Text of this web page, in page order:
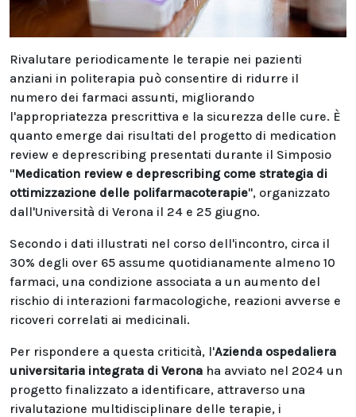
Rivalutare periodicamente le terapie nei pazienti
anziani in politerapia può consentire di ridurre il
numero dei farmaci assunti, migliorando
l'appropriatezza prescrittiva e la sicurezza delle cure. È
quanto emerge dai risultati del progetto di medication
review e deprescribing presentati durante il Simposio
"Medication review e deprescribing come strategia di
ottimizzazione delle polifarmacoterapie", organizzato
dall'Università di Verona il 24 e 25 giugno.
Secondo i dati illustrati nel corso dell'incontro, circa il
30% degli over 65 assume quotidianamente almeno 10
farmaci, una condizione associata a un aumento del
rischio di interazioni farmacologiche, reazioni avverse e
ricoveri correlati ai medicinali.
Per rispondere a questa criticità, l'Azienda ospedaliera
universitaria integrata di Verona ha avviato nel 2024 un
progetto finalizzato a identificare, attraverso una
rivalutazione multidisciplinare delle terapie, i